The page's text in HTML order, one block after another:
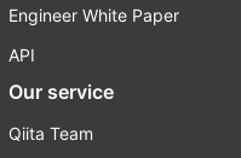
Engineer White Paper
API
Our service
Qiita Team